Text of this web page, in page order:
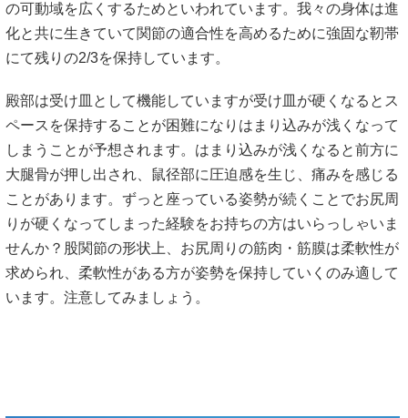
の可動域を広くするためといわれています。我々の身体は進
化と共に生きていて関節の適合性を高めるために強固な靭帯
にて残りの2/3を保持しています。
殿部は受け皿として機能していますが受け皿が硬くなるとス
ペースを保持することが困難になりはまり込みが浅くなって
しまうことが予想されます。はまり込みが浅くなると前方に
大腿骨が押し出され、鼠径部に圧迫感を生じ、痛みを感じる
ことがあります。ずっと座っている姿勢が続くことでお尻周
りが硬くなってしまった経験をお持ちの方はいらっしゃいま
せんか？股関節の形状上、お尻周りの筋肉・筋膜は柔軟性が
求められ、柔軟性がある方が姿勢を保持していくのみ適して
います。注意してみましょう。